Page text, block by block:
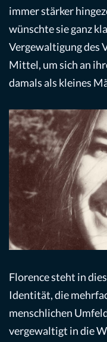
immer stärker
wünschte sie ganz
Vergewaltigung des
Mittel, um sich an
damals als kleines
Florence steht in
Identität, die
menschlichen
vergewaltigt in die